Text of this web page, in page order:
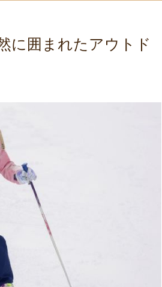
に囲まれたアウトド